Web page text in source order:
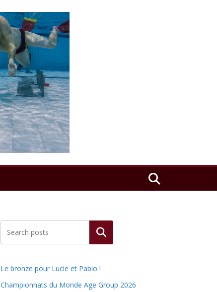
Rechercher
Le bronze pour Lucie et Pablo !
Championnats du Monde Age Group 2026